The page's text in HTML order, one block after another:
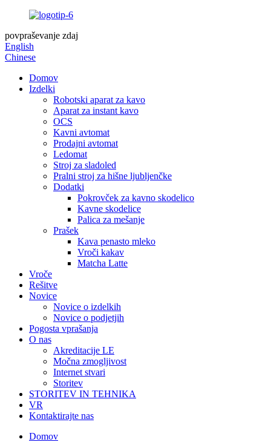
povpraševanje zdaj
English
Chinese
Domov
Izdelki
Robotski aparat za kavo
Aparat za instant kavo
OCS
Kavni avtomat
Prodajni avtomat
Ledomat
Stroj za sladoled
Pralni stroj za hišne ljubljenčke
Dodatki
Pokrovček za kavno skodelico
Kavne skodelice
Palica za mešanje
Prašek
Kava penasto mleko
Vroči kakav
Matcha Latte
Vroče
Rešitve
Novice
Novice o izdelkih
Novice o podjetjih
Pogosta vprašanja
O nas
Akreditacije LE
Močna zmogljivost
Internet stvari
Storitev
STORITEV IN TEHNIKA
VR
Kontaktirajte nas
Domov